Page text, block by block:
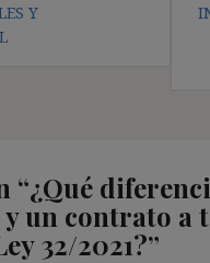
Y
“¿Qué
un contrato a
32/2021?”